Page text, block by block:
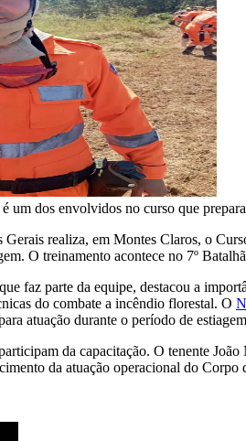
um dos envolvidos no curso que
realiza, em Montes Claros, o
O treinamento acontece no 7º
faz parte da equipe, destacou a
do combate a incêndio florestal. O
atuação durante o período de
da capacitação. O tenente
da atuação operacional do Corpo